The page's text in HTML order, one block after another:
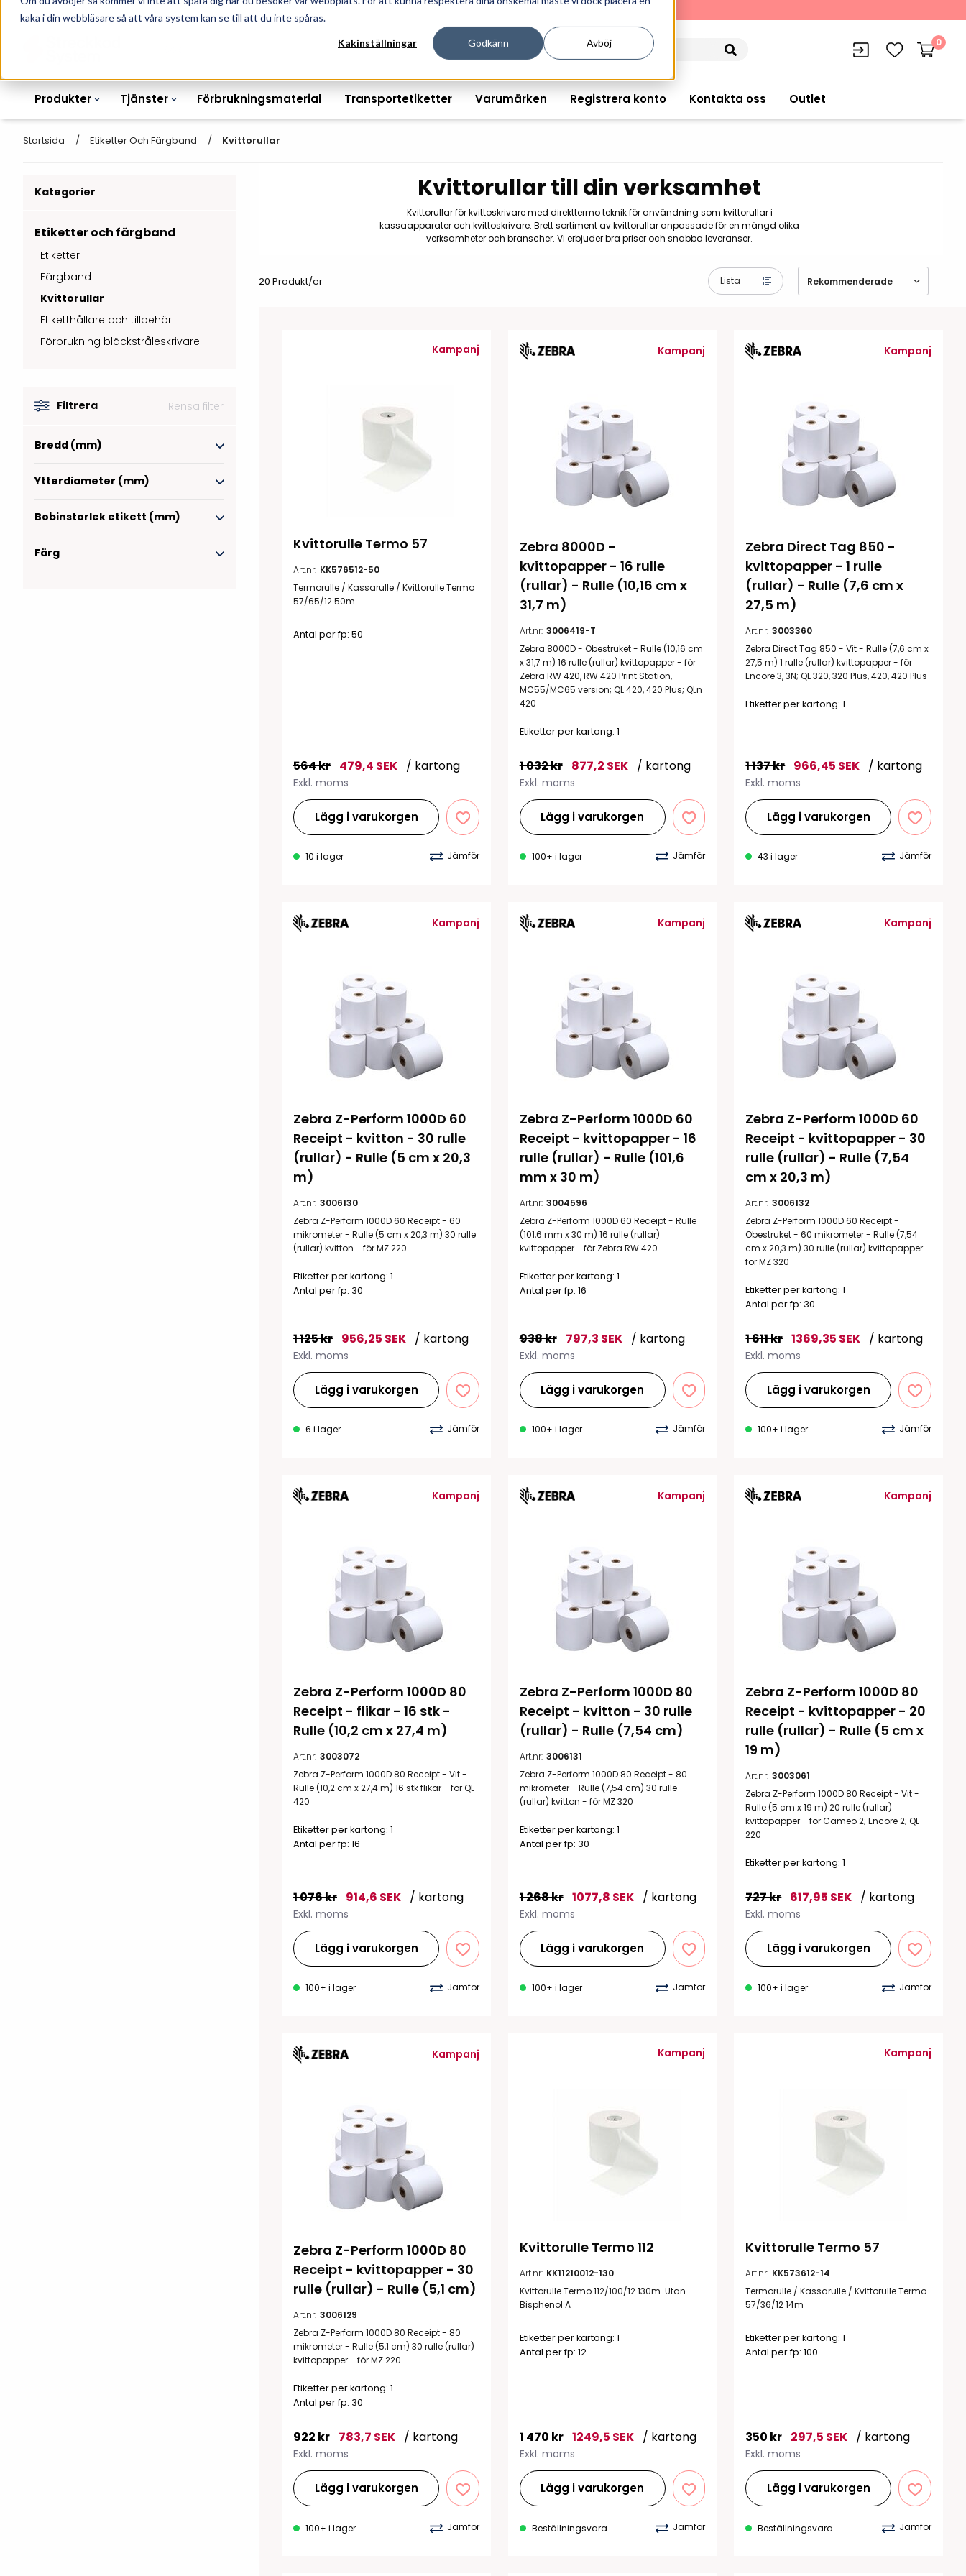
kaka i din webbläsare så att våra system kan se till att du inte spåras.
Kakinställningar Godkänn Avböj
010-162 61 90 Lösningar för professionell informationshantering och märkning
0
Produkter
Etikettskrivare
Armbandsskrivare
Kortskrivare
Industriella
bläckstråleskrivare
Transportetiketter
Varningsetiketter
Bordsstreckkodsläsare
Tablets
Tillbehör handdatorer
Truckdatorer
Pekskärmsdatorer
och pekskärmar
RFID Handdatorer
arbetsstationer
Etikettprogram
Mobile Device Management
(MDM)
Tillbehör etikettprogram
Outlet-handdatorer
Outlet-skrivare
Outlet-etiketter
Outlet-färgband
VISITIQ: Besökssystem
WMSIQ: Lagersystem
(WMS)
Seagull Scientific
BarTender
Loftware NiceLabel
Tjänster
Otryckta
Laseretikett_A4
Streckkodsmenyer
Hyllkantsmärkning
Plastlister för hyllkanter
Alukett
etiketter
Order offertförfrågan
streckkodsoriginal
WMSIQ: Lagersystem (WMS)
Utlåning hyra och
Datorlös etikettutskrift och
Förbrukningsmaterial Transportetiketter Varumärken Registrera konto Kontakta oss Outlet
Startsida Etiketter Och Färgband Kvittorullar
Kategorier
Etiketter och färgband
Etiketter
Färgband
Kvittorullar
Etiketthållare och tillbehör
Förbrukning bläckstråleskrivare
Filtrera Rensa filter
Bredd (mm)
Ytterdiameter (mm)
Bobinstorlek etikett (mm)
Färg
Kvittorullar till din verksamhet
Kvittorullar för kvittoskrivare med direkttermo teknik för användning som kvittorullar i
kassaapparater och kvittoskrivare. Brett sortiment av kvittorullar anpassade för en mängd olika
verksamheter och branscher. Vi erbjuder bra priser och snabba leveranser.
20 Produkt/er Lista
Kampanj
Kvittorulle Termo 57
Art.nr: KK576512-50
Termorulle / Kassarulle / Kvittorulle Termo
57/65/12 50m
Antal per fp: 50
564 kr 479,4 SEK / kartong
Exkl. moms
Lägg i varukorgen
10 i lager Jämför
Kampanj
Zebra 8000D -
kvittopapper - 16 rulle
(rullar) - Rulle (10,16 cm x
31,7 m)
Art.nr: 3006419-T
Zebra 8000D - Obestruket - Rulle (10,16 cm
x 31,7 m) 16 rulle (rullar) kvittopapper - för
Zebra RW 420, RW 420 Print Station,
MC55/MC65 version; QL 420, 420 Plus; QLn
420
Etiketter per kartong: 1
1 032 kr 877,2 SEK / kartong
Exkl. moms
Lägg i varukorgen
100+ i lager Jämför
Kampanj
Zebra Direct Tag 850 -
kvittopapper - 1 rulle
(rullar) - Rulle (7,6 cm x
27,5 m)
Art.nr: 3003360
Zebra Direct Tag 850 - Vit - Rulle (7,6 cm x
27,5 m) 1 rulle (rullar) kvittopapper - för
Encore 3, 3N; QL 320, 320 Plus, 420, 420 Plus
Etiketter per kartong: 1
1 137 kr 966,45 SEK / kartong
Exkl. moms
Lägg i varukorgen
43 i lager Jämför
Kampanj
Zebra Z-Perform 1000D 60
Receipt - kvitton - 30 rulle
(rullar) - Rulle (5 cm x 20,3
m)
Art.nr: 3006130
Zebra Z-Perform 1000D 60 Receipt - 60
mikrometer - Rulle (5 cm x 20,3 m) 30 rulle
(rullar) kvitton - för MZ 220
Etiketter per kartong: 1
Antal per fp: 30
1 125 kr 956,25 SEK / kartong
Exkl. moms
Lägg i varukorgen
6 i lager Jämför
Kampanj
Zebra Z-Perform 1000D 60
Receipt - kvittopapper - 16
rulle (rullar) - Rulle (101,6
mm x 30 m)
Art.nr: 3004596
Zebra Z-Perform 1000D 60 Receipt - Rulle
(101,6 mm x 30 m) 16 rulle (rullar)
kvittopapper - för Zebra RW 420
Etiketter per kartong: 1
Antal per fp: 16
938 kr 797,3 SEK / kartong
Exkl. moms
Lägg i varukorgen
100+ i lager Jämför
Kampanj
Zebra Z-Perform 1000D 60
Receipt - kvittopapper - 30
rulle (rullar) - Rulle (7,54
cm x 20,3 m)
Art.nr: 3006132
Zebra Z-Perform 1000D 60 Receipt -
Obestruket - 60 mikrometer - Rulle (7,54
cm x 20,3 m) 30 rulle (rullar) kvittopapper -
för MZ 320
Etiketter per kartong: 1
Antal per fp: 30
1 611 kr 1369,35 SEK / kartong
Exkl. moms
Lägg i varukorgen
100+ i lager Jämför
Kampanj
Zebra Z-Perform 1000D 80
Receipt - flikar - 16 stk -
Rulle (10,2 cm x 27,4 m)
Art.nr: 3003072
Zebra Z-Perform 1000D 80 Receipt - Vit -
Rulle (10,2 cm x 27,4 m) 16 stk flikar - för QL
420
Etiketter per kartong: 1
Antal per fp: 16
1 076 kr 914,6 SEK / kartong
Exkl. moms
Lägg i varukorgen
100+ i lager Jämför
Kampanj
Zebra Z-Perform 1000D 80
Receipt - kvitton - 30 rulle
(rullar) - Rulle (7,54 cm)
Art.nr: 3006131
Zebra Z-Perform 1000D 80 Receipt - 80
mikrometer - Rulle (7,54 cm) 30 rulle
(rullar) kvitton - för MZ 320
Etiketter per kartong: 1
Antal per fp: 30
1 268 kr 1077,8 SEK / kartong
Exkl. moms
Lägg i varukorgen
100+ i lager Jämför
Kampanj
Zebra Z-Perform 1000D 80
Receipt - kvittopapper - 20
rulle (rullar) - Rulle (5 cm x
19 m)
Art.nr: 3003061
Zebra Z-Perform 1000D 80 Receipt - Vit -
Rulle (5 cm x 19 m) 20 rulle (rullar)
kvittopapper - för Cameo 2; Encore 2; QL
220
Etiketter per kartong: 1
727 kr 617,95 SEK / kartong
Exkl. moms
Lägg i varukorgen
100+ i lager Jämför
Kampanj
Zebra Z-Perform 1000D 80
Receipt - kvittopapper - 30
rulle (rullar) - Rulle (5,1 cm)
Art.nr: 3006129
Zebra Z-Perform 1000D 80 Receipt - 80
mikrometer - Rulle (5,1 cm) 30 rulle (rullar)
kvittopapper - för MZ 220
Etiketter per kartong: 1
Antal per fp: 30
922 kr 783,7 SEK / kartong
Exkl. moms
Lägg i varukorgen
100+ i lager Jämför
Kampanj
Kvittorulle Termo 112
Art.nr: KK11210012-130
Kvittorulle Termo 112/100/12 130m. Utan
Bisphenol A
Etiketter per kartong: 1
Antal per fp: 12
1 470 kr 1249,5 SEK / kartong
Exkl. moms
Lägg i varukorgen
Beställningsvara Jämför
Kampanj
Kvittorulle Termo 57
Art.nr: KK573612-14
Termorulle / Kassarulle / Kvittorulle Termo
57/36/12 14m
Etiketter per kartong: 1
Antal per fp: 100
350 kr 297,5 SEK / kartong
Exkl. moms
Lägg i varukorgen
Beställningsvara Jämför